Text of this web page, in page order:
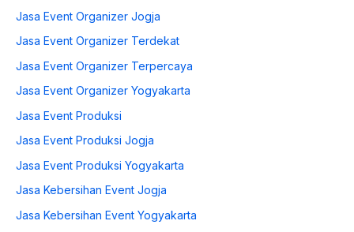
Jasa Event Organizer Jogja
Jasa Event Organizer Terdekat
Jasa Event Organizer Terpercaya
Jasa Event Organizer Yogyakarta
Jasa Event Produksi
Jasa Event Produksi Jogja
Jasa Event Produksi Yogyakarta
Jasa Kebersihan Event Jogja
Jasa Kebersihan Event Yogyakarta